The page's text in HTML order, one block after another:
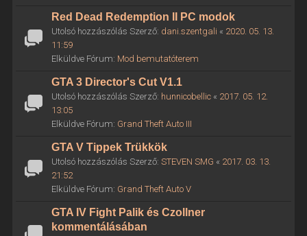
Red Dead Redemption II PC modok
Utolsó hozzászólás Szerző: dani.szentgali « 2020. 05. 13.
11:59
Elküldve Fórum: Mod bemutatóterem
GTA 3 Director's Cut V1.1
Utolsó hozzászólás Szerző: hunnicobellic« 2017. 05. 12.
13:05
Elküldve Fórum: Grand Theft Auto III
GTA V Tippek Trükkök
Utolsó hozzászólás Szerző: STEVEN SMG « 2017. 03. 13.
21:52
Elküldve Fórum: Grand Theft Auto V
GTA IV Fight Palik és Czollner
kommentálásában